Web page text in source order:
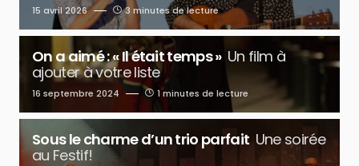
15 avril 2026 3 minutes de lecture
On a aimé : « Il était temps » Un film à
ajouter à votre liste
16 septembre 2024 1 minutes de lecture
Sous le charme d’un trio parfait Une soirée
au Festif!